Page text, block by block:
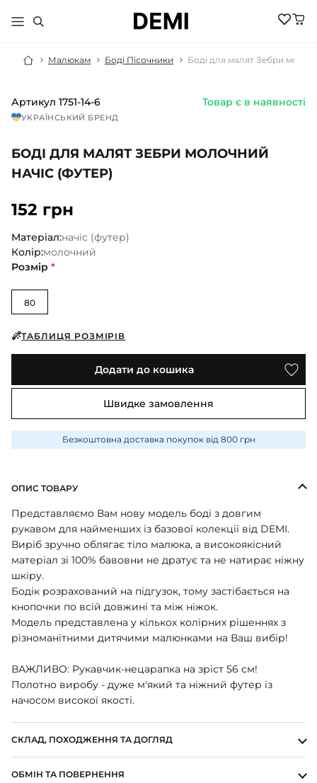
Малюкам Боді Пісочники Боді для малят Зебри
Артикул 1751-14-6 Товар є в наявності
УКРАЇНСЬКИЙ БРЕНД
БОДІ ДЛЯ МАЛЯТ ЗЕБРИ МОЛОЧНИЙ
НАЧІС (ФУТЕР)
152 грн
Матеріал:начіс (футер)
Колір:молочний
Розмір *
80
ТАБЛИЦЯ РОЗМІРІВ
Додати до кошика
Швидке замовлення
Безкоштовна доставка покупок від 800 грн
ОПИС ТОВАРУ
Представляємо Вам нову модель боді з довгим
рукавом для найменших із базової колекції від DEMI.
Виріб зручно облягає тіло малюка, а високоякісний
матеріал зі 100% бавовни не дратує та не натирає ніжну
шкіру.
Бодік розрахований на підгузок, тому застібається на
кнопочки по всій довжині та між ніжок.
Модель представлена ​​у кількох колірних рішеннях з
різноманітними дитячими малюнками на Ваш вибір!
ВАЖЛИВО: Рукавчик-нецарапка на зріст 56 см!
Полотно виробу - дуже м'який та ніжний футер із
начосом високої якості.
СКЛАД, ПОХОДЖЕННЯ ТА ДОГЛЯД
ОБМІН ТА ПОВЕРНЕННЯ
МАЛЮКАМ
НОВИНКИ
РОЗПРОДАЖ
АКСЕСУАРИ
БІЛИЗНА ПІЖАМИ
БОДІ ПІСОЧНИКИ
КОЛГОТКИ
ШКАРПЕТКИ
КОМБІНЕЗОНИ
КОМПЛЕКТИ
КУРТКИ
З ШАПОЧКОЮ
ПЕРЧАТКИ
ПЛЕДИ
СУКНІ
ФУТБОЛКИ
ЧОЛОВІЧКИ СЛІПИ
ШАПОЧКИ
ПОВЗУНКИ
НОВИНКИ
БІЛИЗНА
БОМБЕРИ КУРТКИ
ВЕЛОСИПЕДКИ
ГОЛЬФИ
ШКАРПЕТКИ
ДЖОГЕРИ
СУКНІ
ТЕРМОБІЛИЗНА
ФУТБОЛКИ
ХУДІ СВІТШОТИ
ШАПКИ ПОВ'ЯЗКИ
РОЗПРОДАЖ
БІЛИЗНА
ГОЛЬФИ
КОСТЮМИ
ПІЖАМИ
ФУТБОЛКИ
ШТАНИ ДЖОГЕРИ
ЖІНКИ
БІЛИЗНА
ЛОСИНИ
КОМПЛЕКТИ
ШКАРПЕТКИ